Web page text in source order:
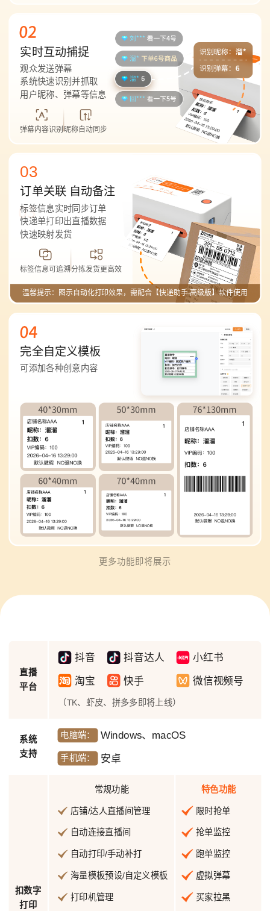
实时互动捕捉
观众发送弹幕
系统快速识别并抓取
用户昵称、弹幕等信息
弹幕内容识别 昵称自动同步
03
订单关联 自动备注
标签信息实时同步订单
快递单打印出直播数据
快速映射发货
标签信息可追溯分拣发货更高效
温馨提示：图示自动化打印效果，需配合【快递助手-高级版】软件使用
完全自定义模板
可添加各种创意内容
更多功能即将展示
直播
平台
系统
支持
扣数字
打印
抖音 抖音达人 小红书
淘宝 快手 微信视频号
（TK、虾皮、拼多多即将上线）
电脑端： Windows、macOS
手机端： 安卓
常规功能
店铺/达人直播间管理
自动连接直播间
自动打印/手动补打
海量模板预设/自定义模板
打印机管理
特色功能
限时抢单
抢单监控
跑单监控
虚拟弹幕
买家拉黑